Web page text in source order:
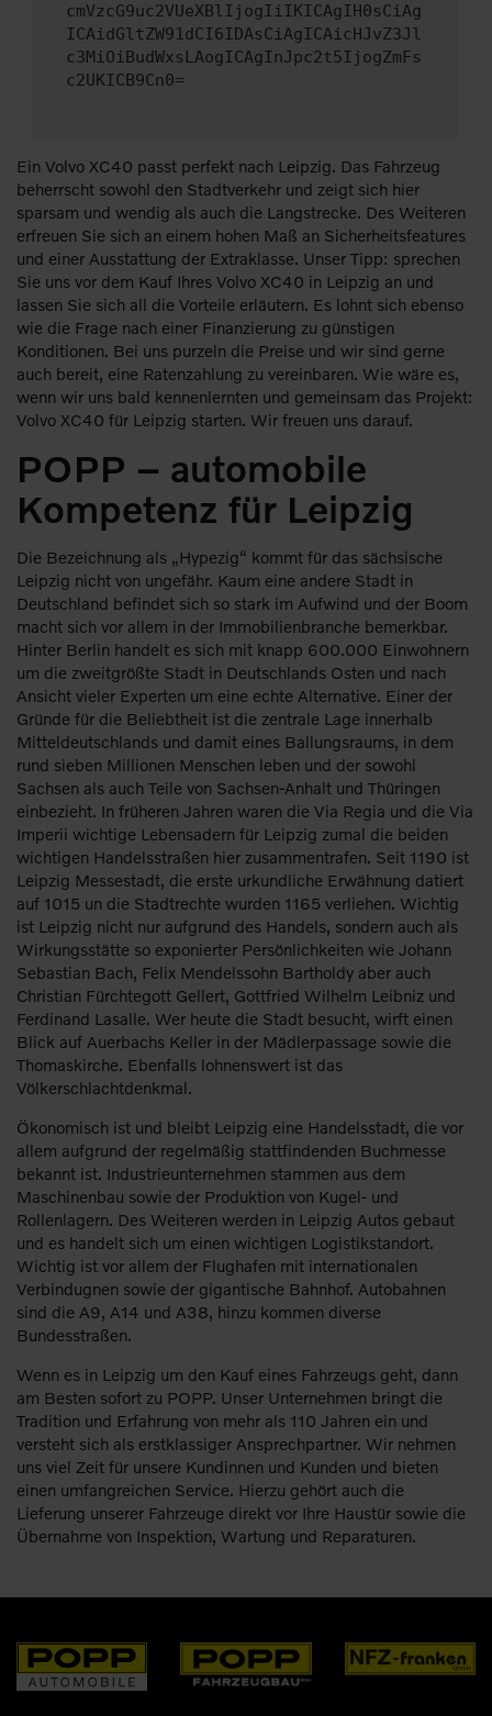
cmVzcG9uc2VUeXBlIjogIiIKICAgIH0sCiAg
ICAidGltZW91dCI6IDAsCiAgICAicHJvZ3Jl
c3MiOiBudWxsLAogICAgInJpc2t5IjogZmFs
c2UKICB9Cn0=
Ein Volvo XC40 passt perfekt nach Leipzig. Das Fahrzeug
beherrscht sowohl den Stadtverkehr und zeigt sich hier
sparsam und wendig als auch die Langstrecke. Des Weiteren
erfreuen Sie sich an einem hohen Maß an Sicherheitsfeatures
und einer Ausstattung der Extraklasse. Unser Tipp: sprechen
Sie uns vor dem Kauf Ihres Volvo XC40 in Leipzig an und
lassen Sie sich all die Vorteile erläutern. Es lohnt sich ebenso
wie die Frage nach einer Finanzierung zu günstigen
Konditionen. Bei uns purzeln die Preise und wir sind gerne
auch bereit, eine Ratenzahlung zu vereinbaren. Wie wäre es,
wenn wir uns bald kennenlernten und gemeinsam das Projekt:
Volvo XC40 für Leipzig starten. Wir freuen uns darauf.
POPP – automobile
Kompetenz für Leipzig
Die Bezeichnung als „Hypezig“ kommt für das sächsische
Leipzig nicht von ungefähr. Kaum eine andere Stadt in
Deutschland befindet sich so stark im Aufwind und der Boom
macht sich vor allem in der Immobilienbranche bemerkbar.
Hinter Berlin handelt es sich mit knapp 600.000 Einwohnern
um die zweitgrößte Stadt in Deutschlands Osten und nach
Ansicht vieler Experten um eine echte Alternative. Einer der
Gründe für die Beliebtheit ist die zentrale Lage innerhalb
Mitteldeutschlands und damit eines Ballungsraums, in dem
rund sieben Millionen Menschen leben und der sowohl
Sachsen als auch Teile von Sachsen-Anhalt und Thüringen
einbezieht. In früheren Jahren waren die Via Regia und die Via
Imperii wichtige Lebensadern für Leipzig zumal die beiden
wichtigen Handelsstraßen hier zusammentrafen. Seit 1190 ist
Leipzig Messestadt, die erste urkundliche Erwähnung datiert
auf 1015 un die Stadtrechte wurden 1165 verliehen. Wichtig
ist Leipzig nicht nur aufgrund des Handels, sondern auch als
Wirkungsstätte so exponierter Persönlichkeiten wie Johann
Sebastian Bach, Felix Mendelssohn Bartholdy aber auch
Christian Fürchtegott Gellert, Gottfried Wilhelm Leibniz und
Ferdinand Lasalle. Wer heute die Stadt besucht, wirft einen
Blick auf Auerbachs Keller in der Mädlerpassage sowie die
Thomaskirche. Ebenfalls lohnenswert ist das
Völkerschlachtdenkmal.
Ökonomisch ist und bleibt Leipzig eine Handelsstadt, die vor
allem aufgrund der regelmäßig stattfindenden Buchmesse
bekannt ist. Industrieunternehmen stammen aus dem
Maschinenbau sowie der Produktion von Kugel- und
Rollenlagern. Des Weiteren werden in Leipzig Autos gebaut
und es handelt sich um einen wichtigen Logistikstandort.
Wichtig ist vor allem der Flughafen mit internationalen
Verbindugnen sowie der gigantische Bahnhof. Autobahnen
sind die A9, A14 und A38, hinzu kommen diverse
Bundesstraßen.
Wenn es in Leipzig um den Kauf eines Fahrzeugs geht, dann
am Besten sofort zu POPP. Unser Unternehmen bringt die
Tradition und Erfahrung von mehr als 110 Jahren ein und
versteht sich als erstklassiger Ansprechpartner. Wir nehmen
uns viel Zeit für unsere Kundinnen und Kunden und bieten
einen umfangreichen Service. Hierzu gehört auch die
Lieferung unserer Fahrzeuge direkt vor Ihre Haustür sowie die
Übernahme von Inspektion, Wartung und Reparaturen.